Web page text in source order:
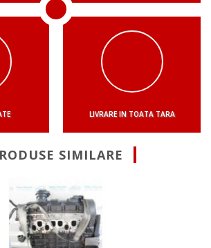
LIVRARE IN TOATA TARA
SIMILARE
Suna pentru Oferta!
Vindem biela Vw Sharan
1.9tdi